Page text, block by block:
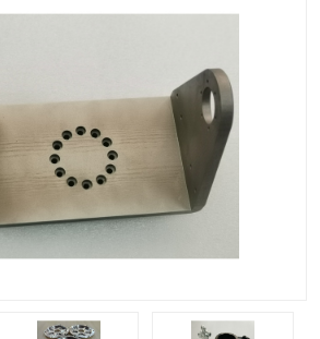
机床零件加工
数控机床加工